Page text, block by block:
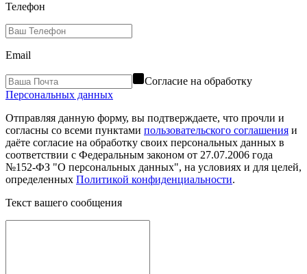
Телефон
Email
Согласие на обработку
Персональных данных
Отправляя данную форму, вы подтверждаете, что прочли и
согласны со всеми пунктами пользовательского соглашения и
даёте согласие на обработку своих персональных данных в
соответствии с Федеральным законом от 27.07.2006 года
№152-ФЗ "О персональных данных", на условиях и для целей,
определенных Политикой конфиденциальности.
Текст вашего сообщения